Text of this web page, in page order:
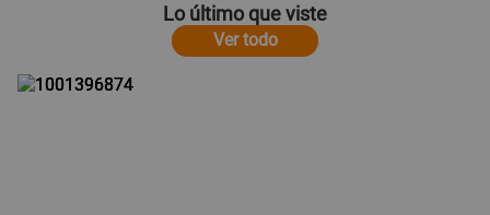
Lo último que viste
Ver todo